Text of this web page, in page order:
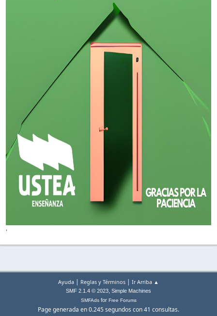
'
Ayuda | Reglas y Términos | Ir Arriba ▲
SMF 2.1.4 © 2023, Simple Machines
SMFAdsfor Free Forums
Page generada en 0.245 segundos con 41 consultas.